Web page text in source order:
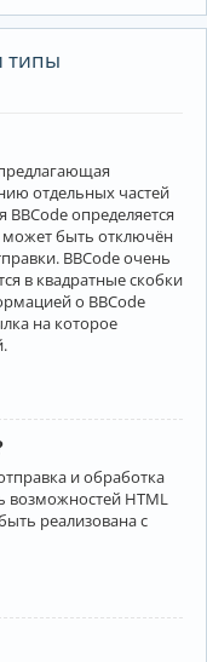
типы
отдельных частей
определяется
может быть отключён
BBCode очень
в квадратные скобки
о BBCode
на которое
и обработка
возможностей HTML
реализована с